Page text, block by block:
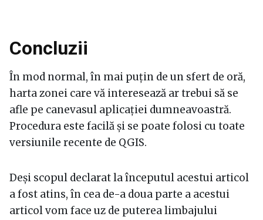
Concluzii
În mod normal, în mai puțin de un sfert de oră,
harta zonei care vă interesează ar trebui să se
afle pe canevasul aplicației dumneavoastră.
Procedura este facilă și se poate folosi cu toate
versiunile recente de QGIS.
Deși scopul declarat la începutul acestui articol
a fost atins, în cea de-a doua parte a acestui
articol vom face uz de puterea limbajului